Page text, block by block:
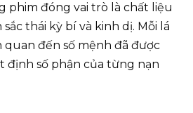
phim đóng vai trò là chất liệu
thái kỳ bí và kinh dị. Mỗi lá
quan đến số mệnh đã được
định số phận của từng nạn